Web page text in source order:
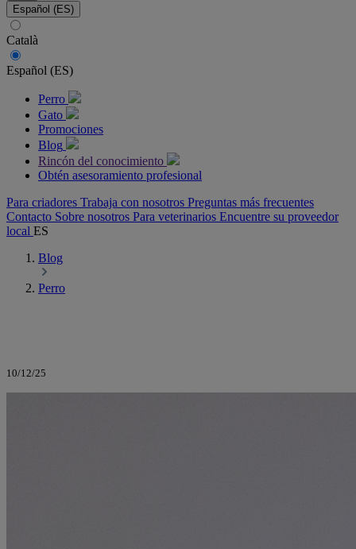
Español (ES)
Català
Español (ES)
Perro
Gato
Promociones
Blog
Rincón del conocimiento
Obtén asesoramiento profesional
Para criadores Trabaja con nosotros Preguntas más frecuentes
Contacto Sobre nosotros Para veterinarios Encuentre su proveedor
local ES
Blog
Perro
10/12/25